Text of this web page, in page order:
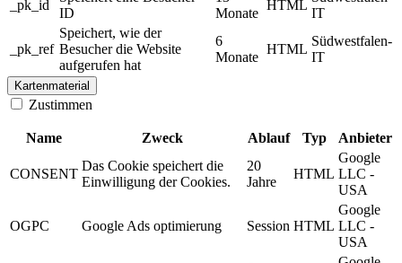
_pk_id
ID
Monate
HTML
IT
_pk_ref
Speichert, wie der
Besucher die Website
aufgerufen hat
6
Monate
HTML
Südwestfalen-
IT
Kartenmaterial
Zustimmen
Name Zweck Ablauf Typ Anbieter
CONSENT
Das Cookie speichert die
Einwilligung der Cookies.
20
Jahre
HTML
Google
LLC -
USA
OGPC Google Ads optimierung Session HTML
Google
LLC -
USA